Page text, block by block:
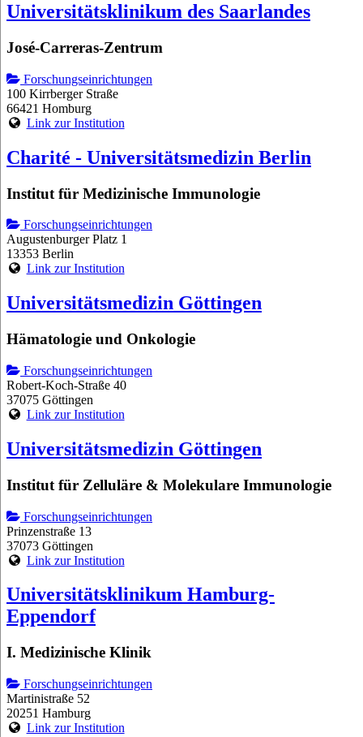
Universitätsklinikum des Saarlandes
José-Carreras-Zentrum
Forschungseinrichtungen
100 Kirrberger Straße
66421 Homburg
Link zur Institution
Charité - Universitätsmedizin Berlin
Institut für Medizinische Immunologie
Forschungseinrichtungen
Augustenburger Platz 1
13353 Berlin
Link zur Institution
Universitätsmedizin Göttingen
Hämatologie und Onkologie
Forschungseinrichtungen
Robert-Koch-Straße 40
37075 Göttingen
Link zur Institution
Universitätsmedizin Göttingen
Institut für Zelluläre & Molekulare Immunologie
Forschungseinrichtungen
Prinzenstraße 13
37073 Göttingen
Link zur Institution
Universitätsklinikum Hamburg-
Eppendorf
I. Medizinische Klinik
Forschungseinrichtungen
Martinistraße 52
20251 Hamburg
Link zur Institution